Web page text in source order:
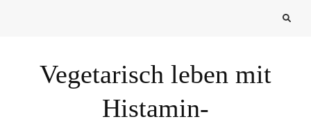
Vegetarisch leben mit
Histamin-